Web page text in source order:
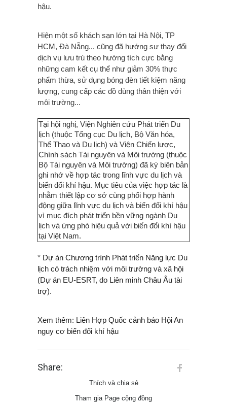
hậu.
Hiện một số khách sạn lớn tại Hà Nội, TP
HCM, Đà Nẵng... cũng đã hướng sự thay đổi
dịch vụ lưu trú theo hướng tích cực bằng
những cam kết cụ thể như giảm 30% thực
phẩm thừa, sử dụng bóng đèn tiết kiệm năng
lượng, cung cấp các đồ dùng thân thiện với
môi trường...
Tại hội nghị, Viện Nghiên cứu Phát triển Du
lịch (thuộc Tổng cục Du lịch, Bộ Văn hóa,
Thể Thao và Du lịch) và Viện Chiến lược,
Chính sách Tài nguyên và Môi trường (thuộc
Bộ Tài nguyên và Môi trường) đã ký biên bản
ghi nhớ về hợp tác trong lĩnh vực du lịch và
biến đổi khí hậu. Mục tiêu của việc hợp tác là
nhằm thiết lập cơ sở cùng phối hợp hành
động giữa lĩnh vực du lịch và biến đổi khí hậu
vì mục đích phát triển bền vững ngành Du
lịch và ứng phó hiệu quả với biến đổi khí hậu
tại Việt Nam.
* Dự án Chương trình Phát triển Năng lực Du
lịch có trách nhiệm với môi trường và xã hội
(Dự án EU-ESRT, do Liên minh Châu Âu tài
trợ).
Xem thêm: Liên Hợp Quốc cảnh báo Hội An
nguy cơ biến đổi khí hậu
Share:
Thích và chia sẻ
Tham gia Page cộng đồng